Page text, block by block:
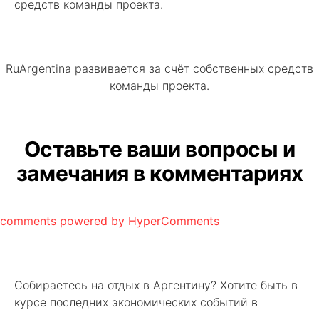
средств команды проекта.
RuArgentina развивается за счёт собственных средств
команды проекта.
Оставьте ваши вопросы и
замечания в комментариях
comments powered by HyperComments
Собираетесь на отдых в Аргентину? Хотите быть в
курсе последних экономических событий в